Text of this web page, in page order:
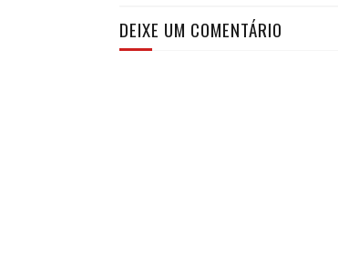
DEIXE UM COMENTÁRIO